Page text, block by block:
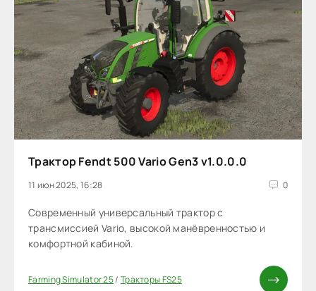
Трактор Fendt 500 Vario Gen3 v1.0.0.0
11 июн 2025, 16:28 0
Cовременный универсальный трактор с
трансмиссией Vario, высокой манёвренностью и
комфортной кабиной.
Farming Simulator 25/ Тракторы FS25